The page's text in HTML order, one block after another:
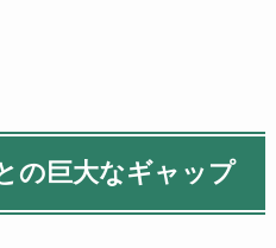
の巨大なギャップ